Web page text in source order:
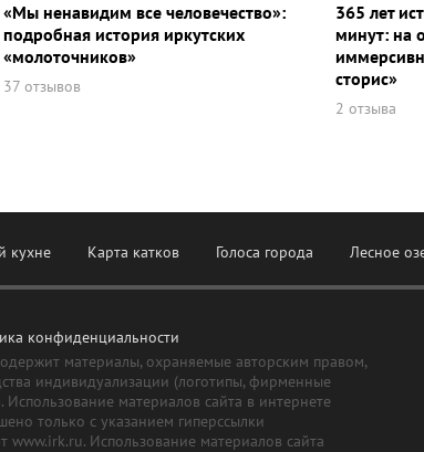
«Мы ненавидим все человечество»:
подробная история иркутских
«молоточников»
37 отзывов
365 лет
минут: на
сторис»
2 отзыва
кухне Карта катков Голоса города Лесное
конфиденциальности
материалы, охраняемые авторским правом,
индивидуализации (логотипы, фирменные
Использование материалов сайта в интернете
только с указанием гиперссылки
www.irk.ru. Использование материалов сайта